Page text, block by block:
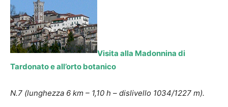
Visita alla Madonnina di
Tardonato e all’orto botanico
N.7 (lunghezza 6 km – 1,10 h – dislivello 1034/1227 m).